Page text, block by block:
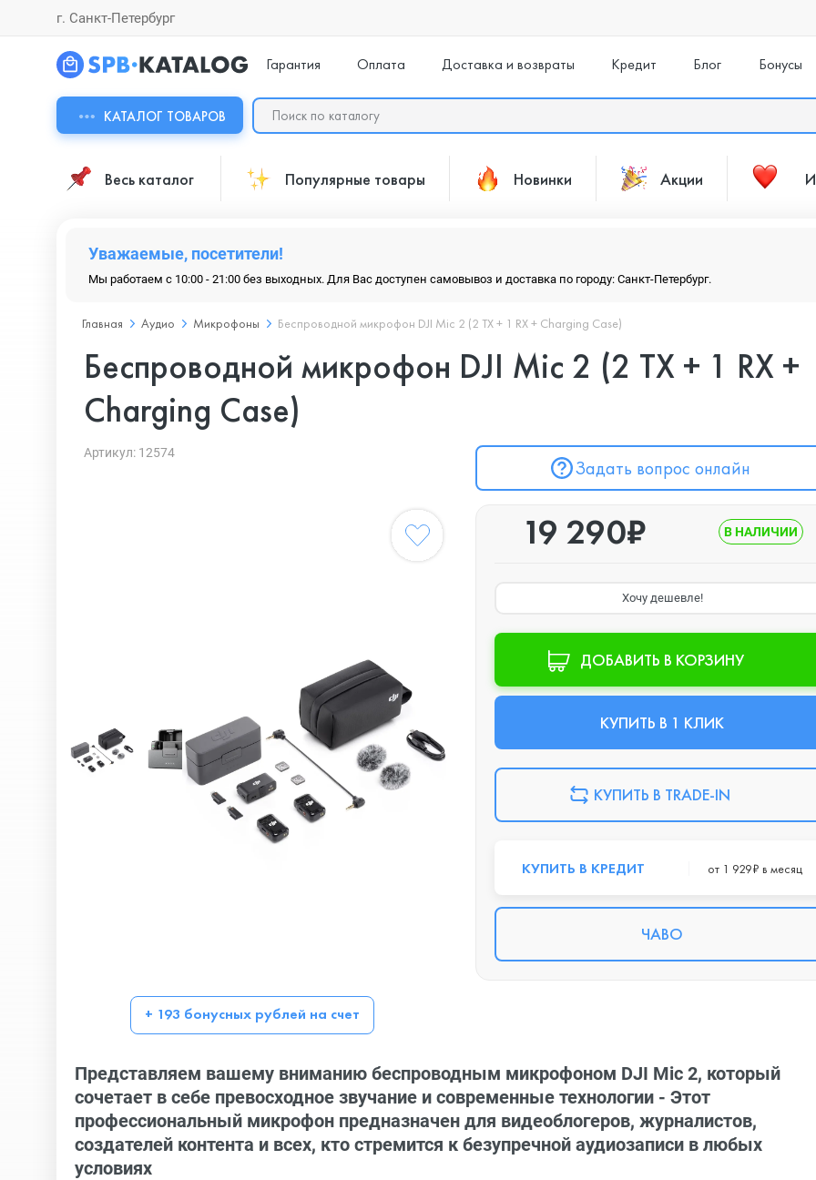
г. Санкт-Петербург
Гарантия Оплата Доставка и возвраты Кредит Блог Бонусы
КАТАЛОГ ТОВАРОВ
Весь каталог Популярные товары Новинки Акции
Уважаемые, посетители!
Мы работаем с 10:00 - 21:00 без выходных. Для Вас доступен самовывоз и доставка по городу: Санкт-Петербург.
Главная Аудио Микрофоны Беспроводной микрофон DJI Mic 2 (2 TX + 1 RX + Charging Case)
Беспроводной микрофон DJI Mic 2 (2 TX + 1 RX +
Charging Case)
Артикул: 12574
Задать вопрос онлайн
+ 193 бонусных рублей на счет
19 290₽ В НАЛИЧИИ
Хочу дешевле!
ДОБАВИТЬ В КОРЗИНУ
КУПИТЬ В 1 КЛИК
КУПИТЬ В TRADE-IN
КУПИТЬ В КРЕДИТ от 1 929₽ в месяц
ЧАВО
Представляем вашему вниманию беспроводным микрофоном DJI Mic 2, который
сочетает в себе превосходное звучание и современные технологии - Этот
профессиональный микрофон предназначен для видеоблогеров, журналистов,
создателей контента и всех, кто стремится к безупречной аудиозаписи в любых
условиях